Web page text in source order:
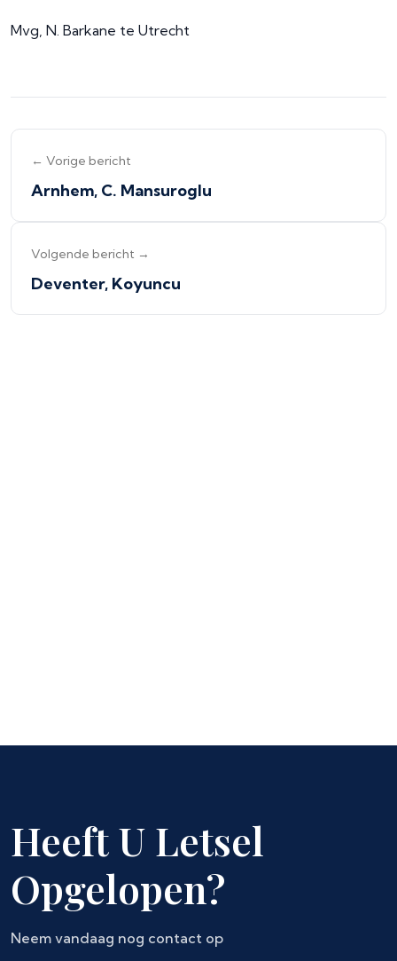
Mvg, N. Barkane te Utrecht
← Vorige bericht
Arnhem, C. Mansuroglu
Volgende bericht →
Deventer, Koyuncu
Heeft U Letsel
Opgelopen?
Neem vandaag nog contact op